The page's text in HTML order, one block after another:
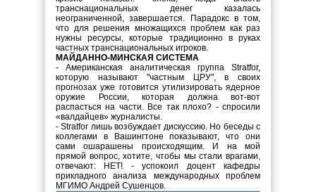
транснациональных денег казалась
неограниченной, завершается. Парадокс в том,
что для решения множащихся проблем как раз
нужны ресурсы, которые традиционно в руках
частных транснациональных игроков.
МАЙДАННО-МИНСКАЯ СИСТЕМА
- Американская аналитическая группа Stratfor,
которую называют "частным ЦРУ", в своих
прогнозах уже готовится утилизировать ядерное
оружие России, которая должна вот-вот
распасться на части. Все так плохо? - спросили
«валдайцев» журналисты.
- Stratfor лишь возбуждает дискуссию. Но беседы с
коллегами в Вашингтоне показывают, что они
сами ошарашены происходящим. И на мой
прямой вопрос, хотите, чтобы мы стали врагами,
отвечают: НЕТ! - успокоил доцент кафедры
прикладного анализа международных проблем
МГИМО Андрей Сушенцов.